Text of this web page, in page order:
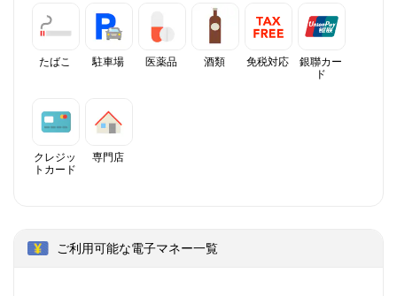
たばこ 駐車場 医薬品 酒類 免税対応
銀聯カー
ド
クレジッ
トカード
専門店
ご利用可能な電子マネー一覧